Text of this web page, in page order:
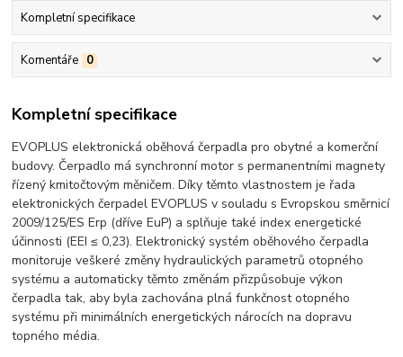
Kompletní specifikace
Komentáře 0
Kompletní specifikace
EVOPLUS elektronická oběhová čerpadla pro obytné a komerční
budovy. Čerpadlo má synchronní motor s permanentními magnety
řízený kmitočtovým měničem. Díky těmto vlastnostem je řada
elektronických čerpadel EVOPLUS v souladu s Evropskou směrnicí
2009/125/ES Erp (dříve EuP) a splňuje také index energetické
účinnosti (EEI ≤ 0,23). Elektronický systém oběhového čerpadla
monitoruje veškeré změny hydraulických parametrů otopného
systému a automaticky těmto změnám přizpůsobuje výkon
čerpadla tak, aby byla zachována plná funkčnost otopného
systému při minimálních energetických nárocích na dopravu
topného média.